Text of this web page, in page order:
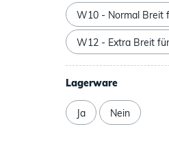
W10 - Normal Breit
W12 - Extra Breit
Lagerware
Ja Nein